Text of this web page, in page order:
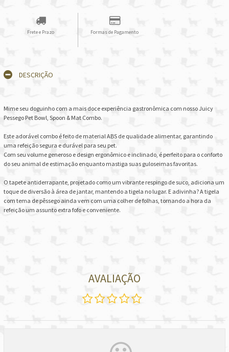
Frete e Prazo Formas de Pagamento
DESCRIÇÃO
Mime seu doguinho com a mais doce experiência gastronômica com nosso Juicy
Pessego Pet Bowl, Spoon & Mat Combo.
Este adorável combo é feito de material ABS de qualidade alimentar, garantindo
uma refeição segura e durável para seu pet.
Com seu volume generoso e design ergonômico e inclinado, é perfeito para o conforto
do seu animal de estimação enquanto mastiga suas guloseimas favoritas.
O tapete antiderrapante, projetado como um vibrante respingo de suco, adiciona um
toque de diversão à área de jantar, mantendo a tigela no lugar. E adivinha? A tigela
com tema de pêssego ainda vem com uma colher de folhas, tornando a hora da
refeição um assunto extra fofo e conveniente.
AVALIAÇÃO